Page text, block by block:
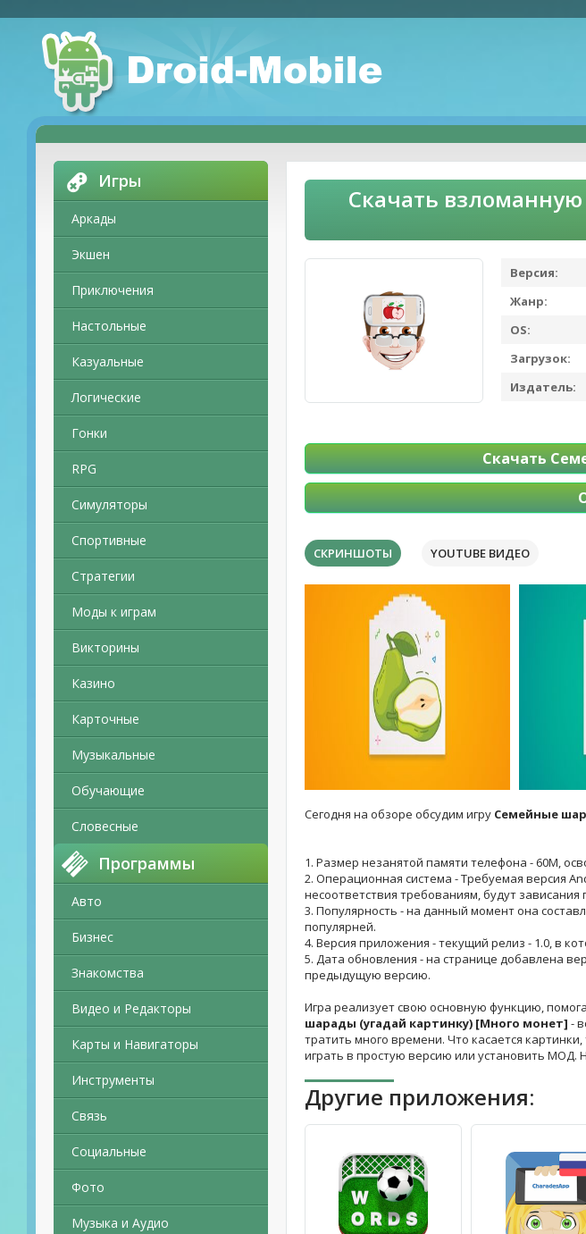
Игры
Аркады
Экшен
Приключения
Настольные
Казуальные
Логические
Гонки
RPG
Симуляторы
Спортивные
Стратегии
Моды к играм
Викторины
Казино
Карточные
Музыкальные
Обучающие
Словесные
Программы
Авто
Бизнес
Знакомства
Видео и Редакторы
Карты и Навигаторы
Инструменты
Связь
Социальные
Фото
Музыка и Аудио
Скачать
Версия:
Жанр:
OS:
Загрузок:
Издатель:
Скачать
СКРИНШОТЫ YOUTUBE ВИДЕО
Сегодня на обзоре обсудим игру Семейные
1. Размер незанятой памяти телефона - 60M,
2. Операционная система - Требуемая версия
несоответствия требованиям, будут зависания
3. Популярность - на данный момент она
популярней.
4. Версия приложения - текущий релиз - 1.0, в
5. Дата обновления - на странице добавлена
предыдущую версию.
Игра реализует свою основную функцию,
шарады (угадай картинку) [Много монет] -
тратить много времени. Что касается
играть в простую версию или установить МОД.
Другие приложения: